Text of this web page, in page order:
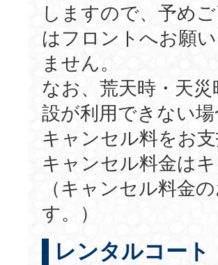
しますので、予め
はフロントへお願
ません。
なお、荒天時・天
設が利用できない
キャンセル料をお
キャンセル料金は
（キャンセル料金
す。）
レンタルコート